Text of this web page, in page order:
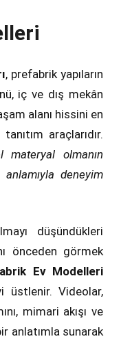
, prefabrik yapıların
iç ve dış mekân
alanı hissini en
araçlarıdır.
materyal olmanın
deneyim
düşündükleri
önceden görmek
Ev Modelleri
üstlenir. Videolar,
mimari akışı ve
anlatımla sunarak